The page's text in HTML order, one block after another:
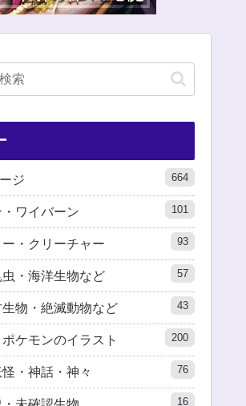
ジ 664
・ワイバーン 101
・クリーチャー 93
・海洋生物など 57
物・絶滅動物など 43
ケモンのイラスト 200
・神話・神々 76
16